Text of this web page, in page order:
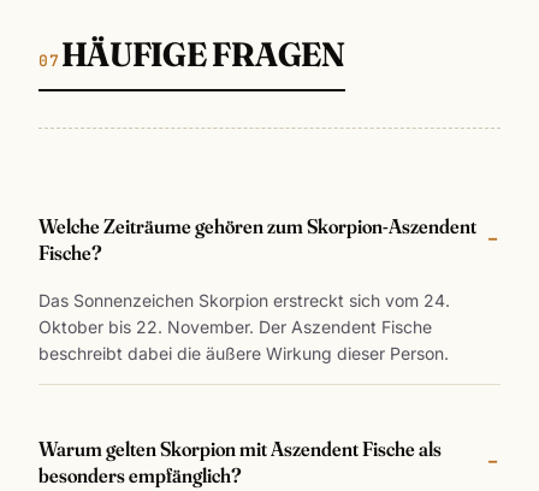
HÄUFIGE FRAGEN
Welche Zeiträume gehören zum Skorpion-Aszendent
Fische?
Das Sonnenzeichen Skorpion erstreckt sich vom 24.
Oktober bis 22. November. Der Aszendent Fische
beschreibt dabei die äußere Wirkung dieser Person.
Warum gelten Skorpion mit Aszendent Fische als
besonders empfänglich?